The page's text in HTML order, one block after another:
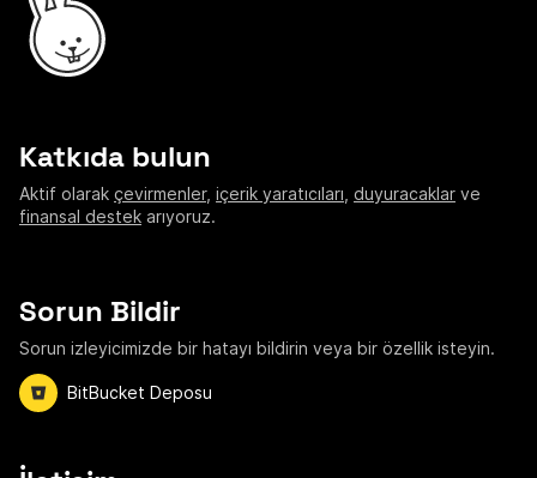
Katkıda bulun
Aktif olarak çevirmenler, içerik yaratıcıları duyuracaklar ve
finansal destek arıyoruz.
Sorun Bildir
Sorun izleyicimizde bir hatayı bildirin veya bir özellik isteyin.
BitBucket Deposu